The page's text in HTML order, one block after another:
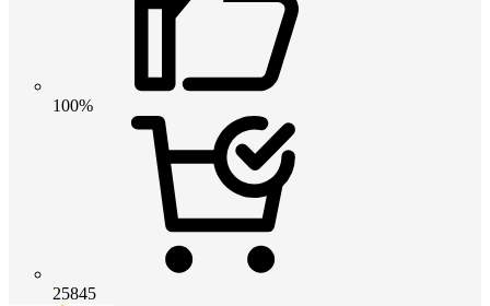
100%
25845